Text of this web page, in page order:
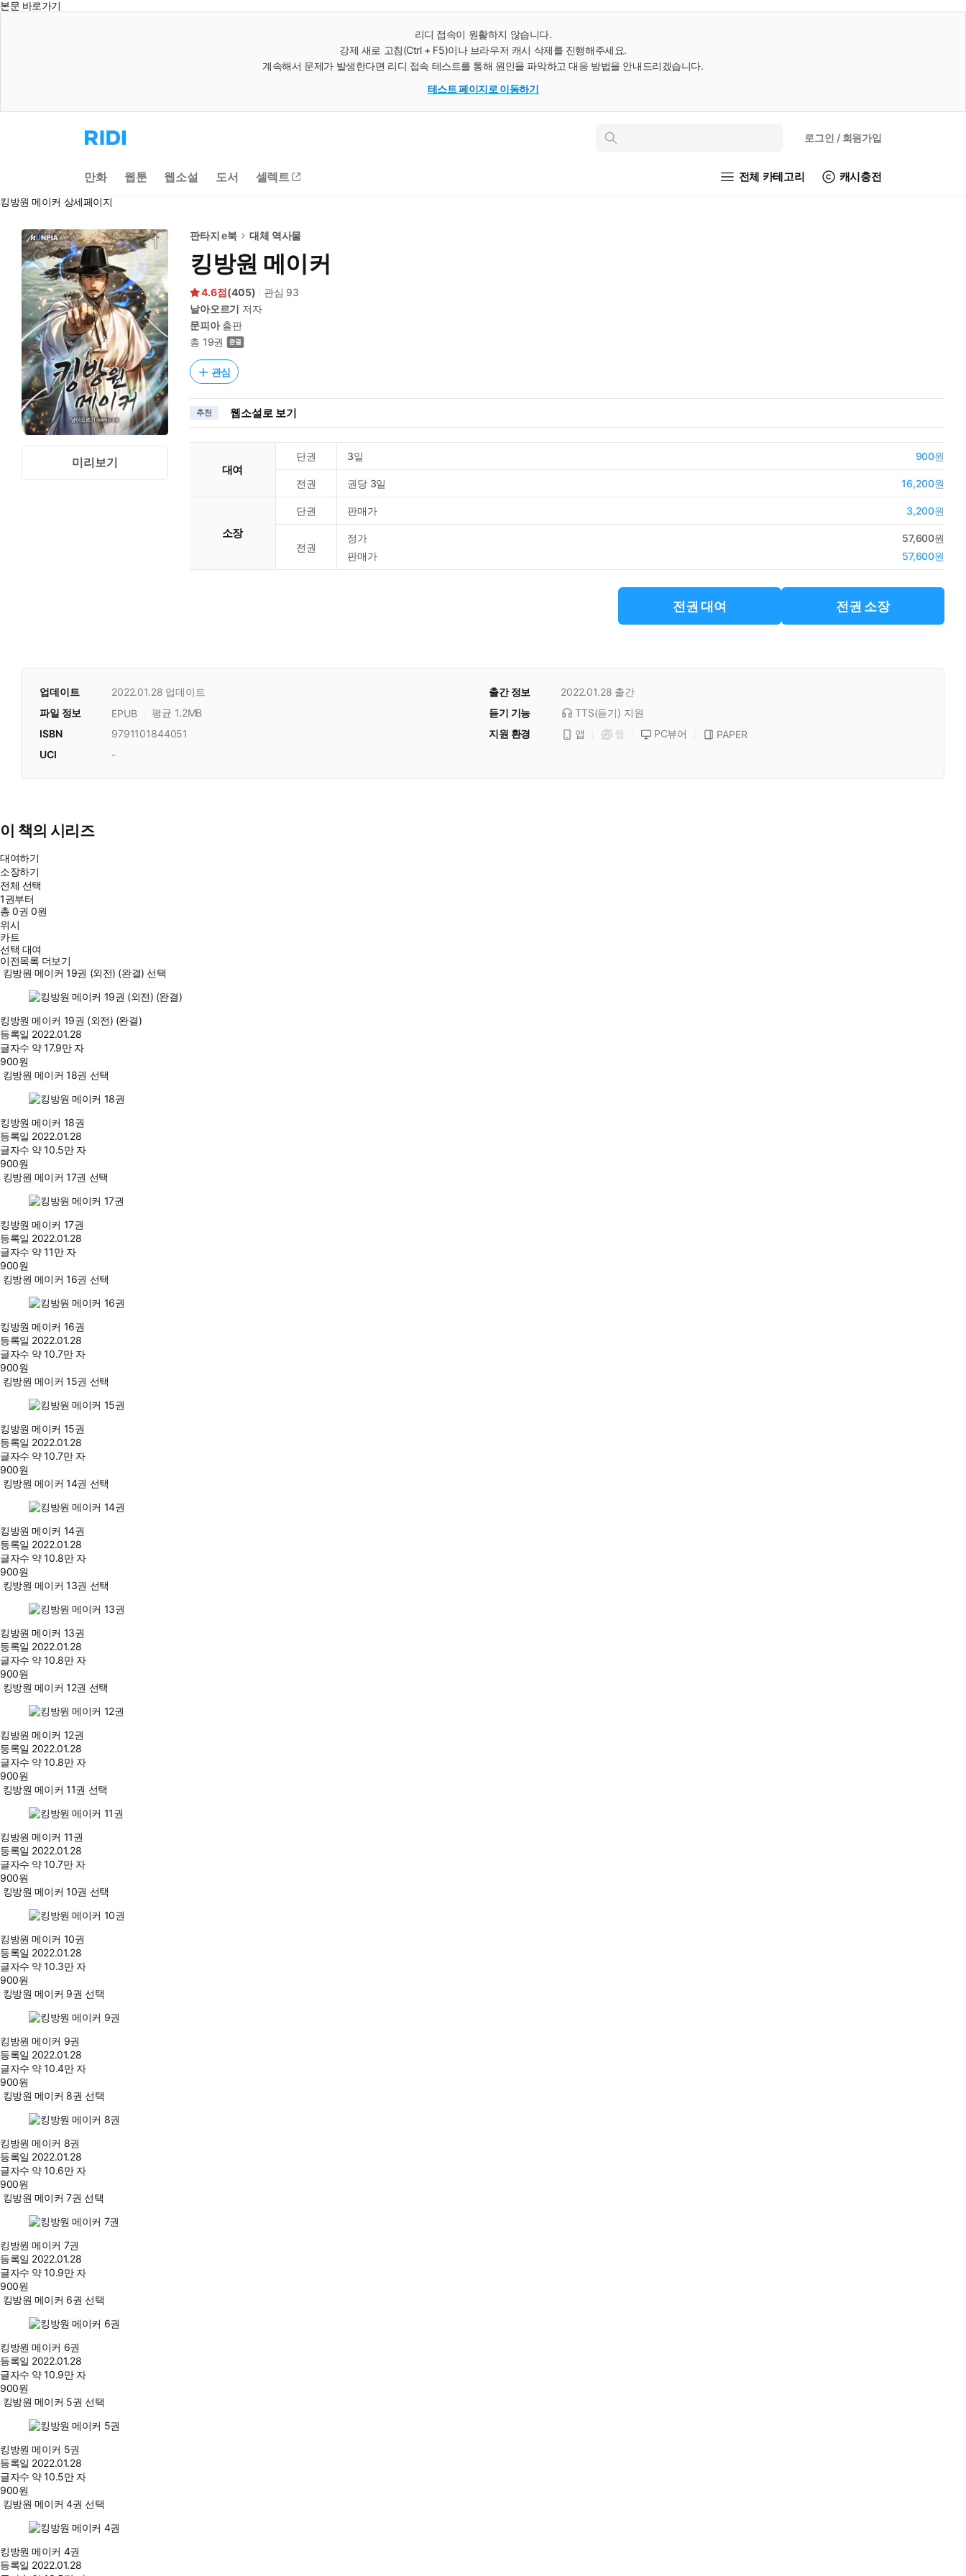
본문 바로가기
리디 접속이 원활하지 않습니다.
강제 새로 고침(Ctrl + F5)이나 브라우저 캐시 삭제를 진행해주세요.
계속해서 문제가 발생한다면 리디 접속 테스트를 통해 원인을 파악하고 대응 방법을 안내드리겠습니다.
테스트 페이지로 이동하기
리
디
으
로
동
인
로그인 / 회원가입
만화 웹툰 웹소설 도서 셀렉트 전체 카테고리 캐시충전
킹방원 메이커 상세페이지
미리보기
판타지 e북 대체 역사물
킹방원 메이커
4.6 (405) 관심 93
날아오르기 저자
문피아출판
총 19권
관심
추천 웹소설로 보기
대여
단권 3일 900원
전권 권당 3일 16,200원
소장
단권 판매가 3,200원
전권
정가
57,600원
판매가
57,600원
전권 대여 전권 소장
업데이트 2022.01.28 업데이트 출간 정보 2022.01.28 출간
듣기 기능
TTS(듣기) 지원
파일 정보 EPUB
평균 1.2MB
지원 환경
앱 웹 PC뷰어 PAPER
ISBN
9791101844051
UCI
-
이 책의 시리즈
대여하기
소장하기
전체 선택
1권부터
총0권 0원
위시
카트
선택 대여
이전목록 더보기
킹방원 메이커 19권 (외전) (완결) 선택
킹방원 메이커 19권 (외전) (완결)
등록일 2022.01.28
글자수 약 17.9만 자
900원
킹방원 메이커 18권 선택
킹방원 메이커 18권
등록일 2022.01.28
글자수 약 10.5만 자
900원
킹방원 메이커 17권 선택
킹방원 메이커 17권
등록일 2022.01.28
글자수 약 11만 자
900원
킹방원 메이커 16권 선택
킹방원 메이커 16권
등록일 2022.01.28
글자수 약 10.7만 자
900원
킹방원 메이커 15권 선택
킹방원 메이커 15권
등록일 2022.01.28
글자수 약 10.7만 자
900원
킹방원 메이커 14권 선택
킹방원 메이커 14권
등록일 2022.01.28
글자수 약 10.8만 자
900원
킹방원 메이커 13권 선택
킹방원 메이커 13권
등록일 2022.01.28
글자수 약 10.8만 자
900원
킹방원 메이커 12권 선택
킹방원 메이커 12권
등록일 2022.01.28
글자수 약 10.8만 자
900원
킹방원 메이커 11권 선택
킹방원 메이커 11권
등록일 2022.01.28
글자수 약 10.7만 자
900원
킹방원 메이커 10권 선택
킹방원 메이커 10권
등록일 2022.01.28
글자수 약 10.3만 자
900원
킹방원 메이커 9권 선택
킹방원 메이커 9권
등록일 2022.01.28
글자수 약 10.4만 자
900원
킹방원 메이커 8권 선택
킹방원 메이커 8권
등록일 2022.01.28
글자수 약 10.6만 자
900원
킹방원 메이커 7권 선택
킹방원 메이커 7권
등록일 2022.01.28
글자수 약 10.9만 자
900원
킹방원 메이커 6권 선택
킹방원 메이커 6권
등록일 2022.01.28
글자수 약 10.9만 자
900원
킹방원 메이커 5권 선택
킹방원 메이커 5권
등록일 2022.01.28
글자수 약 10.5만 자
900원
킹방원 메이커 4권 선택
킹방원 메이커 4권
등록일 2022.01.28